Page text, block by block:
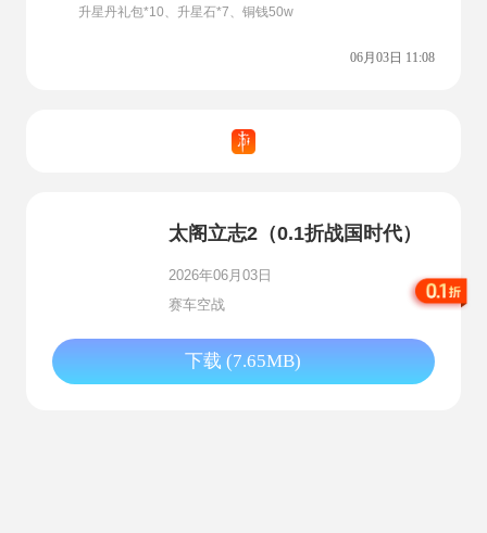
升星丹礼包*10、升星石*7、铜钱50w
06月03日 11:08
太阁立志2（0.1折战国时代）
2026年06月03日
赛车空战
下载 (7.65MB)